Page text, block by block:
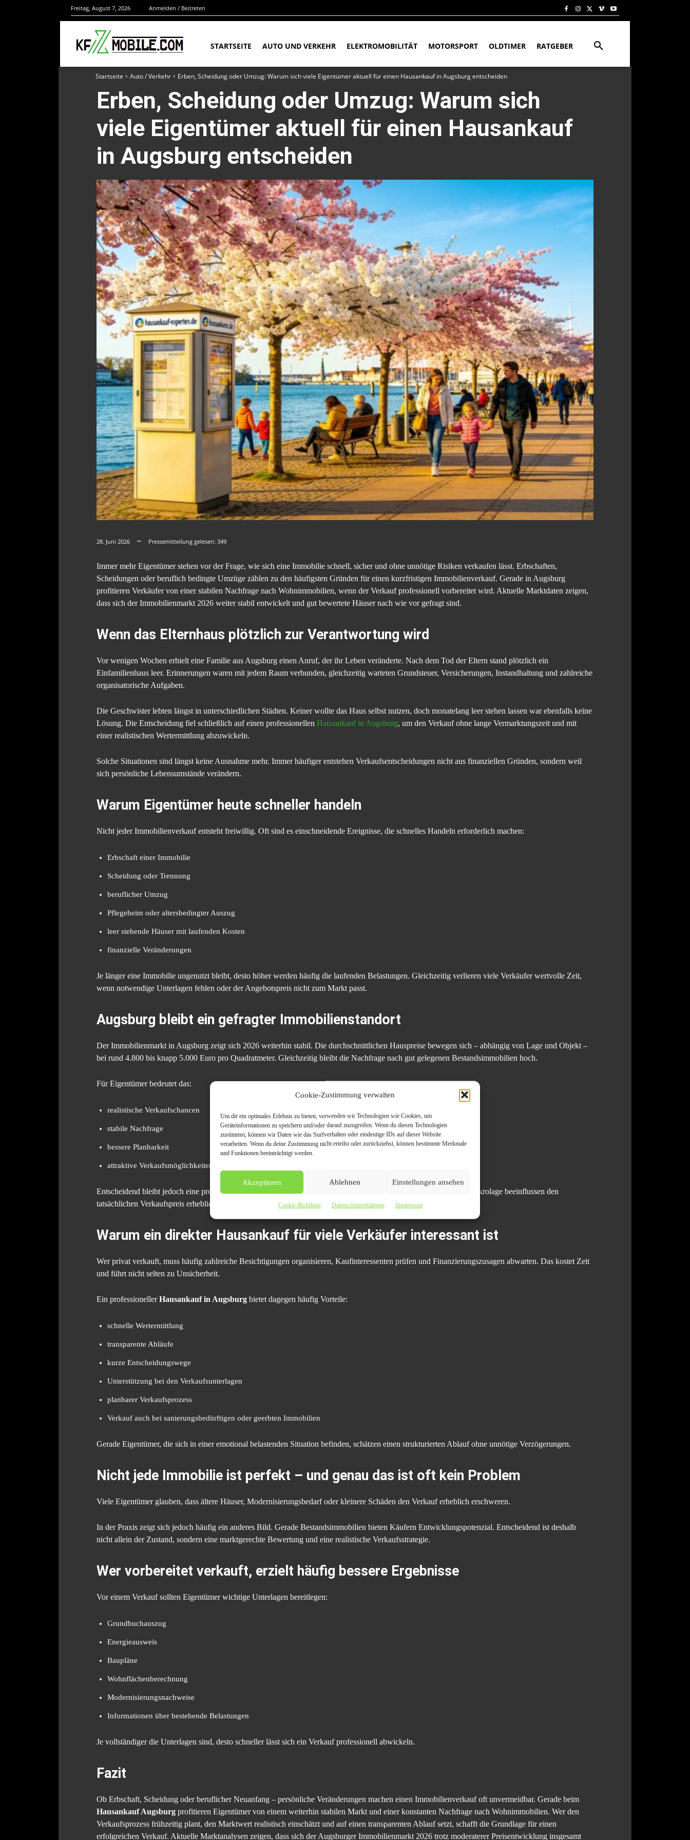
Cookie-Zustimmung verwalten
Um dir ein optimales Erlebnis zu bieten, verwenden wir Technologien wie Cookies, um
Geräteinformationen zu speichern und/oder darauf zuzugreifen. Wenn du diesen Technologien
zustimmst, können wir Daten wie das Surfverhalten oder eindeutige IDs auf dieser Website
verarbeiten. Wenn du deine Zustimmung nicht erteilst oder zurückziehst, können bestimmte Merkmale
und Funktionen beeinträchtigt werden.
Akzeptieren Ablehnen Einstellungen ansehen
Cookie-Richtlinie Datenschutzerklärung Impressum
Freitag, August 7, 2026 Anmelden / Beitreten
STARTSEITE AUTO UND VERKEHR ELEKTROMOBILITÄT MOTORSPORT OLDTIMER RATGEBER
Startseite Auto / Verkehr Erben, Scheidung oder Umzug: Warum sich viele Eigentümer aktuell für einen Hausankauf in Augsburg entscheiden
Erben, Scheidung oder Umzug: Warum sich
viele Eigentümer aktuell für einen Hausankauf
in Augsburg entscheiden
28. Juni 2026 Pressemitteilung gelesen: 349
Immer mehr Eigentümer stehen vor der Frage, wie sich eine Immobilie schnell, sicher und ohne unnötige Risiken verkaufen lässt. Erbschaften,
Scheidungen oder beruflich bedingte Umzüge zählen zu den häufigsten Gründen für einen kurzfristigen Immobilienverkauf. Gerade in Augsburg
profitieren Verkäufer von einer stabilen Nachfrage nach Wohnimmobilien, wenn der Verkauf professionell vorbereitet wird. Aktuelle Marktdaten zeigen,
dass sich der Immobilienmarkt 2026 weiter stabil entwickelt und gut bewertete Häuser nach wie vor gefragt sind.
Wenn das Elternhaus plötzlich zur Verantwortung wird
Vor wenigen Wochen erhielt eine Familie aus Augsburg einen Anruf, der ihr Leben veränderte. Nach dem Tod der Eltern stand plötzlich ein
Einfamilienhaus leer. Erinnerungen waren mit jedem Raum verbunden, gleichzeitig warteten Grundsteuer, Versicherungen, Instandhaltung und zahlreiche
organisatorische Aufgaben.
Die Geschwister lebten längst in unterschiedlichen Städten. Keiner wollte das Haus selbst nutzen, doch monatelang leer stehen lassen war ebenfalls keine
Lösung. Die Entscheidung fiel schließlich auf einen professionellen Hausankauf in Augsburg, um den Verkauf ohne lange Vermarktungszeit und mit
einer realistischen Wertermittlung abzuwickeln.
Solche Situationen sind längst keine Ausnahme mehr. Immer häufiger entstehen Verkaufsentscheidungen nicht aus finanziellen Gründen, sondern weil
sich persönliche Lebensumstände verändern.
Warum Eigentümer heute schneller handeln
Nicht jeder Immobilienverkauf entsteht freiwillig. Oft sind es einschneidende Ereignisse, die schnelles Handeln erforderlich machen:
Erbschaft einer Immobilie
Scheidung oder Trennung
beruflicher Umzug
Pflegeheim oder altersbedingter Auszug
leer stehende Häuser mit laufenden Kosten
finanzielle Veränderungen
Je länger eine Immobilie ungenutzt bleibt, desto höher werden häufig die laufenden Belastungen. Gleichzeitig verlieren viele Verkäufer wertvolle Zeit,
wenn notwendige Unterlagen fehlen oder der Angebotspreis nicht zum Markt passt.
Augsburg bleibt ein gefragter Immobilienstandort
Der Immobilienmarkt in Augsburg zeigt sich 2026 weiterhin stabil. Die durchschnittlichen Hauspreise bewegen sich – abhängig von Lage und Objekt –
bei rund 4.800 bis knapp 5.000 Euro pro Quadratmeter. Gleichzeitig bleibt die Nachfrage nach gut gelegenen Bestandsimmobilien hoch.
Für Eigentümer bedeutet das:
realistische Verkaufschancen
stabile Nachfrage
bessere Planbarkeit
attraktive Verkaufsmöglichkeiten bei marktgerechter Preisgestaltung
Entscheidend bleibt jedoch eine professionelle Bewertung. Zustand, Energieeffizienz, Modernisierungen sowie die Mikrolage beeinflussen den
tatsächlichen Verkaufspreis erheblich.
Warum ein direkter Hausankauf für viele Verkäufer interessant ist
Wer privat verkauft, muss häufig zahlreiche Besichtigungen organisieren, Kaufinteressenten prüfen und Finanzierungszusagen abwarten. Das kostet Zeit
und führt nicht selten zu Unsicherheit.
Ein professionellerHausankauf in Augsburg bietet dagegen häufig Vorteile:
schnelle Wertermittlung
transparente Abläufe
kurze Entscheidungswege
Unterstützung bei den Verkaufsunterlagen
planbarer Verkaufsprozess
Verkauf auch bei sanierungsbedürftigen oder geerbten Immobilien
Gerade Eigentümer, die sich in einer emotional belastenden Situation befinden, schätzen einen strukturierten Ablauf ohne unnötige Verzögerungen.
Nicht jede Immobilie ist perfekt – und genau das ist oft kein Problem
Viele Eigentümer glauben, dass ältere Häuser, Modernisierungsbedarf oder kleinere Schäden den Verkauf erheblich erschweren.
In der Praxis zeigt sich jedoch häufig ein anderes Bild. Gerade Bestandsimmobilien bieten Käufern Entwicklungspotenzial. Entscheidend ist deshalb
nicht allein der Zustand, sondern eine marktgerechte Bewertung und eine realistische Verkaufsstrategie.
Wer vorbereitet verkauft, erzielt häufig bessere Ergebnisse
Vor einem Verkauf sollten Eigentümer wichtige Unterlagen bereitlegen:
Grundbuchauszug
Energieausweis
Baupläne
Wohnflächenberechnung
Modernisierungsnachweise
Informationen über bestehende Belastungen
Je vollständiger die Unterlagen sind, desto schneller lässt sich ein Verkauf professionell abwickeln.
Fazit
Ob Erbschaft, Scheidung oder beruflicher Neuanfang – persönliche Veränderungen machen einen Immobilienverkauf oft unvermeidbar. Gerade beim
Hausankauf Augsburg profitieren Eigentümer von einem weiterhin stabilen Markt und einer konstanten Nachfrage nach Wohnimmobilien. Wer den
Verkaufsprozess frühzeitig plant, den Marktwert realistisch einschätzt und auf einen transparenten Ablauf setzt, schafft die Grundlage für einen
erfolgreichen Verkauf. Aktuelle Marktanalysen zeigen, dass sich der Augsburger Immobilienmarkt 2026 trotz moderaterer Preisentwicklung insgesamt